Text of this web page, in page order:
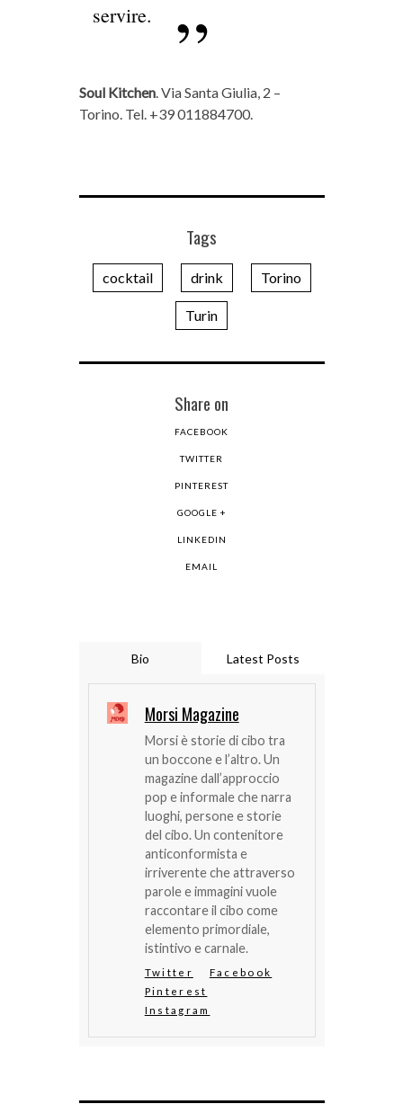
servire.
Soul Kitchen. Via Santa Giulia, 2 –
Torino. Tel. +39 011884700.
Tags
cocktail drink Torino
Turin
Share on
FACEBOOK
TWITTER
PINTEREST
GOOGLE +
LINKEDIN
EMAIL
Bio Latest Posts
Morsi Magazine
Morsi è storie di cibo tra
un boccone e l’altro. Un
magazine dall’approccio
pop e informale che narra
luoghi, persone e storie
del cibo. Un contenitore
anticonformista e
irriverente che attraverso
parole e immagini vuole
raccontare il cibo come
elemento primordiale,
istintivo e carnale.
Twitter
Facebook
Pinterest
Instagram